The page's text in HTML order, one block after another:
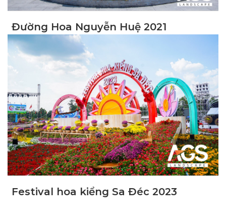
Đường Hoa Nguyễn Huệ 2021
Festival hoa kiểng Sa Đéc 2023